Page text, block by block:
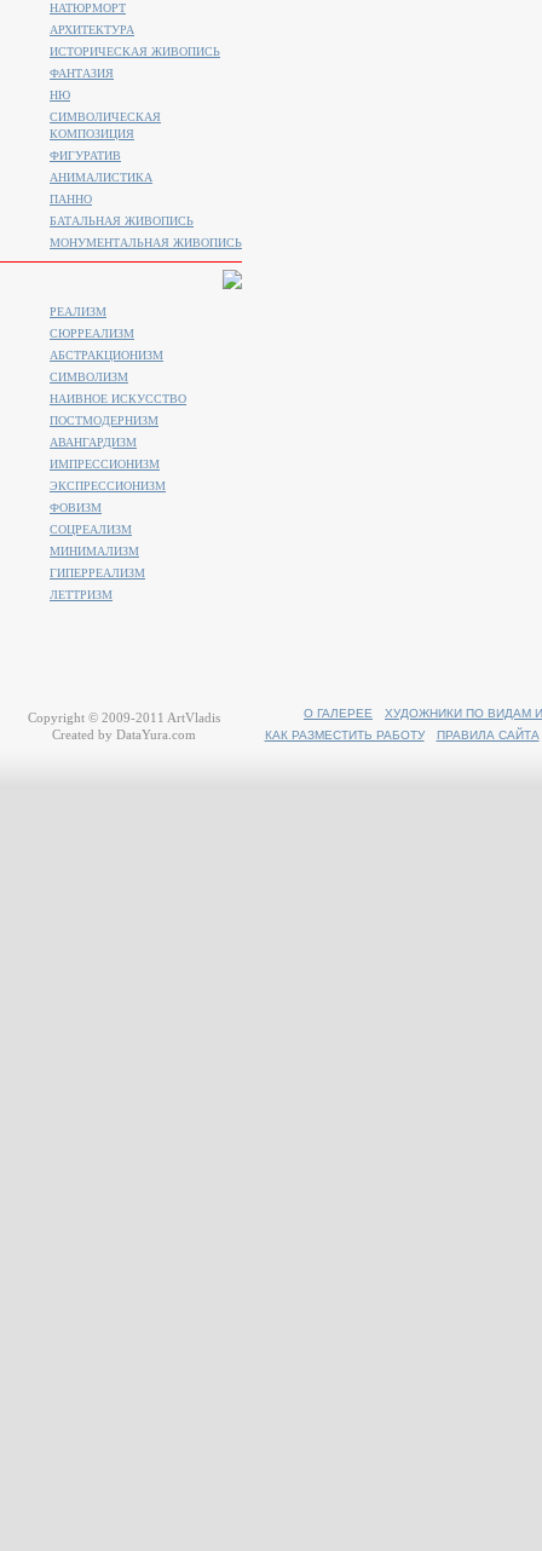
НАТЮРМОРТ
АРХИТЕКТУРА
ИСТОРИЧЕСКАЯ ЖИВОПИСЬ
ФАНТАЗИЯ
НЮ
СИМВОЛИЧЕСКАЯ
КОМПОЗИЦИЯ
ФИГУРАТИВ
АНИМАЛИСТИКA
ПАННО
БАТАЛЬНАЯ ЖИВОПИСЬ
МОНУМЕНТАЛЬНАЯ ЖИВОПИСЬ
РЕАЛИЗМ
СЮРРЕАЛИЗМ
АБСТРАКЦИОНИЗМ
СИМВОЛИЗМ
НАИВНОЕ ИСКУССТВО
ПОСТМОДЕРНИЗМ
АВАНГАРДИЗМ
ИМПРЕССИОНИЗМ
ЭКСПРЕССИОНИЗМ
ФОВИЗМ
СОЦРЕАЛИЗМ
МИНИМАЛИЗМ
ГИПЕРРЕАЛИЗМ
ЛЕТТРИЗМ
О ГАЛЕРЕЕ
ХУДОЖНИКИ ПО ВИДАМ
КАК РАЗМЕСТИТЬ РАБОТУ
ПРАВИЛА САЙТА
Copyright © 2009-2011 ArtVladis
Created by DataYura.com